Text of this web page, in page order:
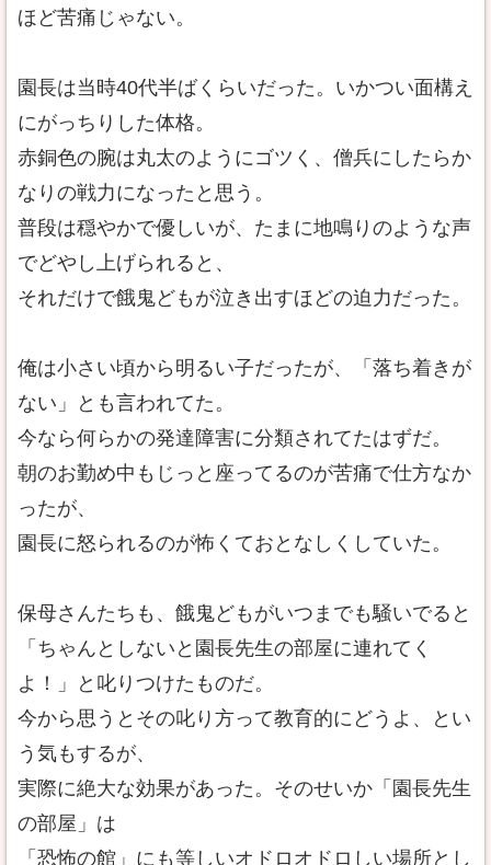
ほど苦痛じゃない。
園長は当時40代半ばくらいだった。いかつい面構え
にがっちりした体格。
赤銅色の腕は丸太のようにゴツく、僧兵にしたらか
なりの戦力になったと思う。
普段は穏やかで優しいが、たまに地鳴りのような声
でどやし上げられると、
それだけで餓鬼どもが泣き出すほどの迫力だった。
俺は小さい頃から明るい子だったが、「落ち着きが
ない」とも言われてた。
今なら何らかの発達障害に分類されてたはずだ。
朝のお勤め中もじっと座ってるのが苦痛で仕方なか
ったが、
園長に怒られるのが怖くておとなしくしていた。
保母さんたちも、餓鬼どもがいつまでも騒いでると
「ちゃんとしないと園長先生の部屋に連れてく
よ！」と叱りつけたものだ。
今から思うとその叱り方って教育的にどうよ、とい
う気もするが、
実際に絶大な効果があった。そのせいか「園長先生
の部屋」は
「恐怖の館」にも等しいオドロオドロしい場所とし